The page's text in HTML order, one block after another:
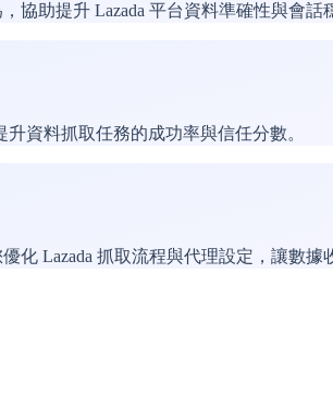
助提升 Lazada 平台資料準確性與會話
資料抓取任務的成功率與信任分數。
Lazada 抓取流程與代理設定，讓數據